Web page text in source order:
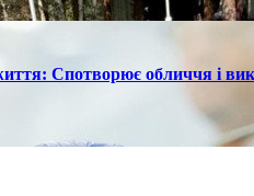
Спотворює обличчя і